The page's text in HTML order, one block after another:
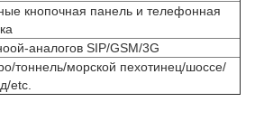
кнопочная панель и телефонная
аналогов SIP/GSM/3G
тоннель/морской пехотинец/шоссе/
etc.